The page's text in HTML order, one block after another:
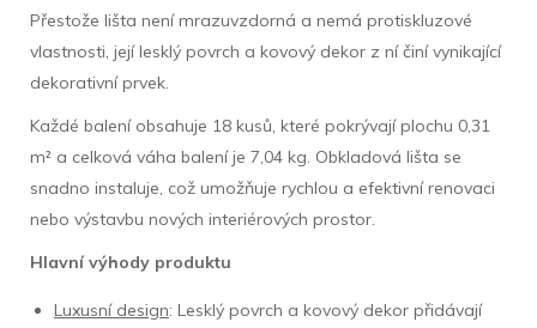
Přestože lišta není mrazuvzdorná a nemá protiskluzové
vlastnosti, její lesklý povrch a kovový dekor z ní činí vynikající
dekorativní prvek.
Každé balení obsahuje 18 kusů, které pokrývají plochu 0,31
m² a celková váha balení je 7,04 kg. Obkladová lišta se
snadno instaluje, což umožňuje rychlou a efektivní renovaci
nebo výstavbu nových interiérových prostor.
Hlavní výhody produktu
Luxusní design: Lesklý povrch a kovový dekor přidávají